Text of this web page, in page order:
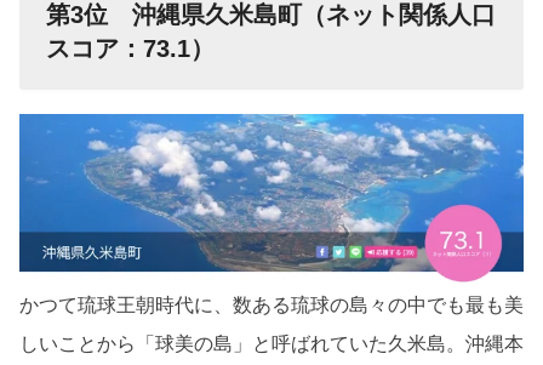
第3位 沖縄県久米島町（ネット関係人口
スコア：73.1）
かつて琉球王朝時代に、数ある琉球の島々の中でも最も美
しいことから「球美の島」と呼ばれていた久米島。沖縄本